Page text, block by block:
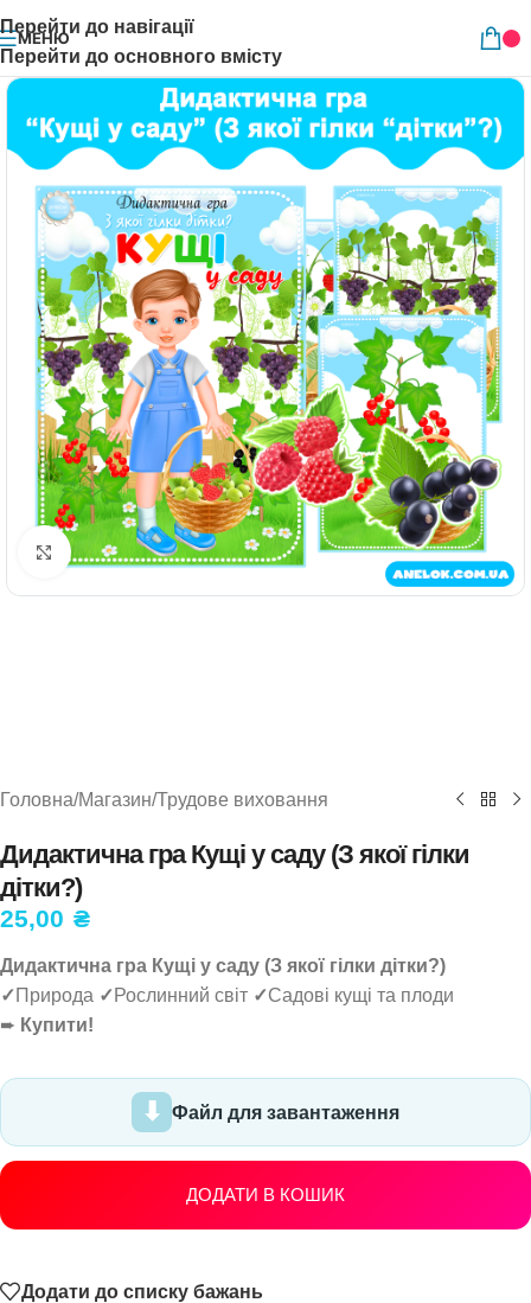
Перейти до навігації
Перейти до основного вмісту
МЕНЮ
Натисніть, щоб збільшити
Головна/Магазин/Трудове виховання
Дидактична гра Кущі у саду (З якої гілки
дітки?)
25,00 ₴
Дидактична гра Кущі у саду (З якої гілки дітки?)
✓ Природа ✓ Рослинний світ ✓Садові кущі та плоди
➨ Купити!
Файл для завантаження
ДОДАТИ В КОШИК
Додати до списку бажань